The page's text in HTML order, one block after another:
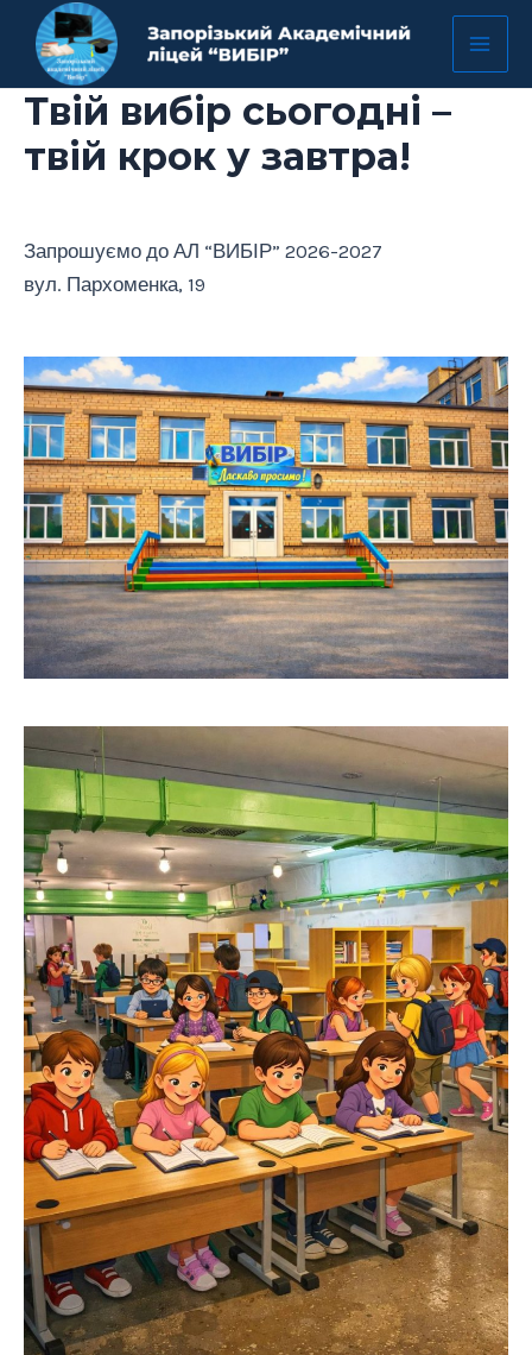
Перейти
вмісту
Твій вибір сьогодні –
твій крок у завтра!
Запрошуємо до АЛ “ВИБІР” 2026-2027
вул. Пархоменка, 19